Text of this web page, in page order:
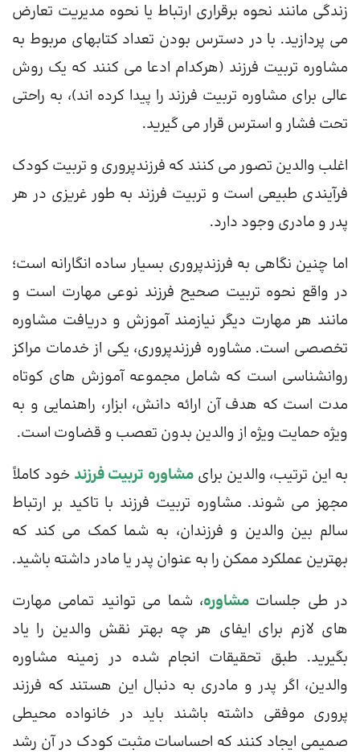
زندگی مانند نحوه برقراری ارتباط یا نحوه مدیریت تعارض
می پردازید. با در دسترس بودن تعداد کتابهای مربوط به
مشاوره تربیت فرزند (هرکدام ادعا می کنند که یک روش
عالی برای مشاوره تربیت فرزند را پیدا کرده اند)، به راحتی
تحت فشار و استرس قرار می گیرید.
اغلب والدین تصور می کنند که فرزندپروری و تربیت کودک
فرآیندی طبیعی است و تربیت فرزند به طور غریزی در هر
پدر و مادری وجود دارد.
اما چنین نگاهی به فرزندپروری بسیار ساده انگارانه است؛
در واقع نحوه تربیت صحیح فرزند نوعی مهارت است و
مانند هر مهارت دیگر نیازمند آموزش و دریافت مشاوره
تخصصی است. مشاوره فرزندپروری، یکی از خدمات مراکز
روانشناسی است که شامل مجموعه آموزش های کوتاه
مدت است که هدف آن ارائه دانش، ابزار، راهنمایی و به
ویژه حمایت ویژه از والدین بدون تعصب و قضاوت است.
به این ترتیب، والدین برای مشاوره تربیت فرزند خود کاملاً
مجهز می شوند. مشاوره تربیت فرزند با تاکید بر ارتباط
سالم بین والدین و فرزندان، به شما کمک می کند که
بهترین عملکرد ممکن را به عنوان پدر یا مادر داشته باشید.
در طی جلساتمشاوره، شما می توانید تمامی مهارت
های لازم برای ایفای هر چه بهتر نقش والدین را یاد
بگیرید. طبق تحقیقات انجام شده در زمینه مشاوره
والدین، اگر پدر و مادری به دنبال این هستند که فرزند
پروری موفقی داشته باشند باید در خانواده محیطی
صمیمی ایجاد کنند که احساسات مثبت کودک در آن رشد